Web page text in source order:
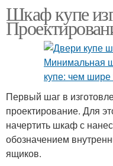
Шкаф купе
Первый шаг в
проектирование. Для
начертить шкаф с
обозначением
ящиков.